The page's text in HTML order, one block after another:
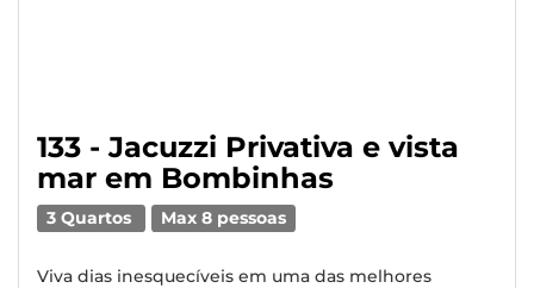
133 - Jacuzzi Privativa e vista
mar em Bombinhas
3 Quartos Max 8 pessoas
Viva dias inesquecíveis em uma das melhores